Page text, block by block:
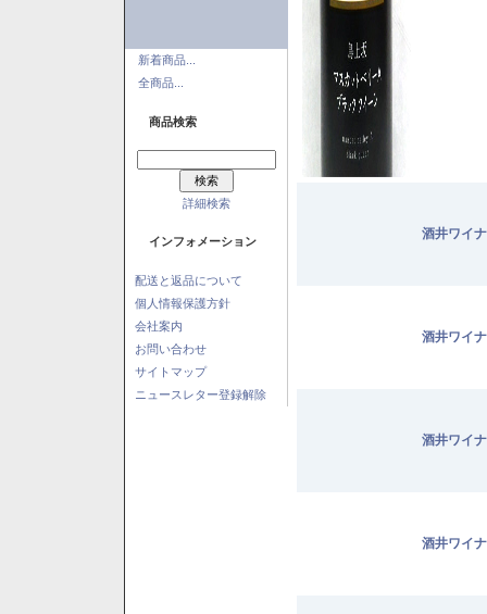
新着商品...
全商品...
商品検索
詳細検索
インフォメーション
配送と返品について
個人情報保護方針
会社案内
お問い合わせ
サイトマップ
ニュースレター登録解除
酒井ワイ
酒井ワイ
酒井ワイ
酒井ワイ